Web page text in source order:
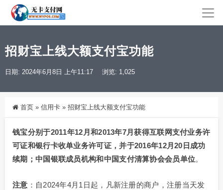
招财宝上线大额支付宝功能
日期: 2024年6月8日 上午11:17 浏览: 1,025
首页 » 信用卡 » 招财宝上线大额支付宝功能
钱宝分别于2011年12月和2013年7月获得互联网支付业务许
可证和银行卡收单业务许可证，并于2016年12月20日成功
续期；中国银联成员机构和中国支付清算协会会员单位。
注意 ：自2024年4月1日起，凡新注册的商户，注册当天发